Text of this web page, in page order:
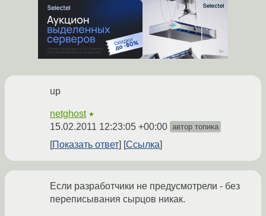
up
netghost ★
15.02.2011 12:23:05 +00:00 автор топика
Показать ответ Ссылка
Если разработчики не предусмотрели - без
переписывания сырцов никак.